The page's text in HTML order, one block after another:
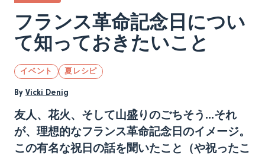
フランス革命記念日につい
て知っておきたいこと
イベント 夏レシピ
By Vicki Denig
友人、花火、そして山盛りのごちそう…それ
が、理想的なフランス革命記念日のイメージ。
この有名な祝日の話を聞いたこと（や祝ったこ